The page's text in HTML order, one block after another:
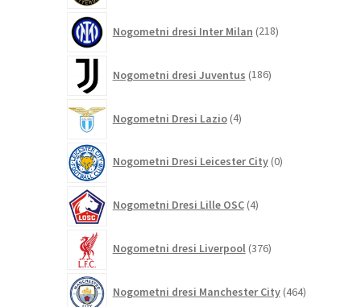
Nogometni dresi Inter Milan 218izdelkov
Nogometni dresi Juventus 186izdelkov
Nogometni Dresi Lazio 4izdelki
Nogometni Dresi Leicester City 0izdelkov
Nogometni Dresi Lille OSC 4izdelki
Nogometni dresi Liverpool 376izdelkov
Nogometni dresi Manchester City 464izdelkov